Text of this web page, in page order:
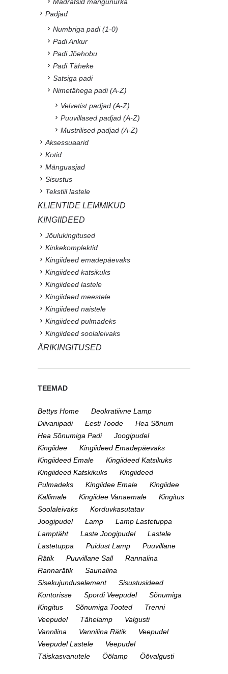
Padjad
Numbriga padi (1-0)
Padi Ankur
Padi Jõehobu
Padi Täheke
Satsiga padi
Nimetähega padi (A-Z)
Velvetist padjad (A-Z)
Puuvillased padjad (A-Z)
Mustrilised padjad (A-Z)
Aksessuaarid
Kotid
Mänguasjad
Sisustus
Tekstiil lastele
KLIENTIDE LEMMIKUD
KINGIIDEED
Jõulukingitused
Kinkekomplektid
Kingiideed emadepäevaks
Kingiideed katsikuks
Kingiideed lastele
Kingiideed meestele
Kingiideed naistele
Kingiideed pulmadeks
Kingiideed soolaleivaks
ÄRIKINGITUSED
TEEMAD
Bettys Home
Deokratiivne Lamp
Diivanipadi
Eesti Toode
Hea Sõnum
Hea Sõnumiga Padi
Joogipudel
Kingiidee
Kingiideed Emadepäevaks
Kingiideed Emale
Kingiideed Katsikuks
Kingiideed Katskikuks
Kingiideed
Pulmadeks
Kingiidee Emale
Kingiidee
Kallimale
Kingiidee Vanaemale
Kingitus
Soolaleivaks
Korduvkasutatav
Joogipudel
Lamp
Lamp Lastetuppa
Lamptäht
Laste Joogipudel
Lastele
Lastetuppa
Puidust Lamp
Puuvillane
Rätik
Puuvillane Sall
Rannalina
Rannarätik
Saunalina
Sisekujunduselement
Sisustusideed
Kontorisse
Spordi Veepudel
Sõnumiga
Kingitus
Sõnumiga Tooted
Trenni
Veepudel
Tähelamp
Valgusti
Vannilina
Vannilina Rätik
Veepudel
Veepudel Lastele
Veepudel
Täiskasvanutele
Öölamp Öövalgusti